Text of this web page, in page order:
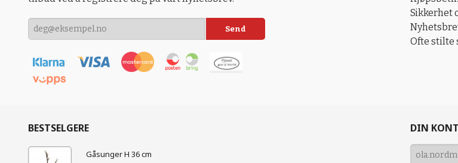
Sikkerhet
Ofte stilte
BESTSELGERE
Gåsunger H 36 cm
DIN